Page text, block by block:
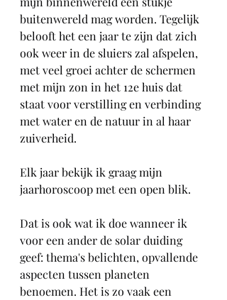
buitenwereld mag worden. Tegelijk
belooft het een jaar te zijn dat zich
ook weer in de sluiers zal afspelen,
met veel groei achter de schermen
met mijn zon in het 12e huis dat
staat voor verstilling en verbinding
met water en de natuur in al haar
zuiverheid.
Elk jaar bekijk ik graag mijn
jaarhoroscoop met een open blik.
Dat is ook wat ik doe wanneer ik
voor een ander de solar duiding
geef: thema's belichten, opvallende
aspecten tussen planeten
benoemen. Het is zo vaak een